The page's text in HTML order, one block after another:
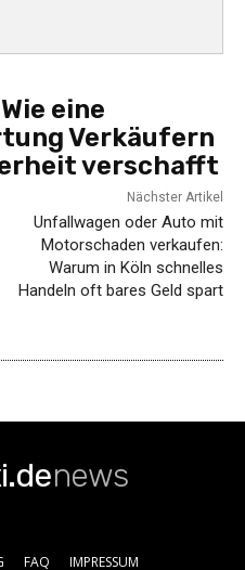
Wie eine
Verkäufern
verschafft
Nächster Artikel
Unfallwagen oder Auto mit
Motorschaden verkaufen:
Warum in Köln schnelles
Handeln oft bares Geld spart
news
FAQ IMPRESSUM